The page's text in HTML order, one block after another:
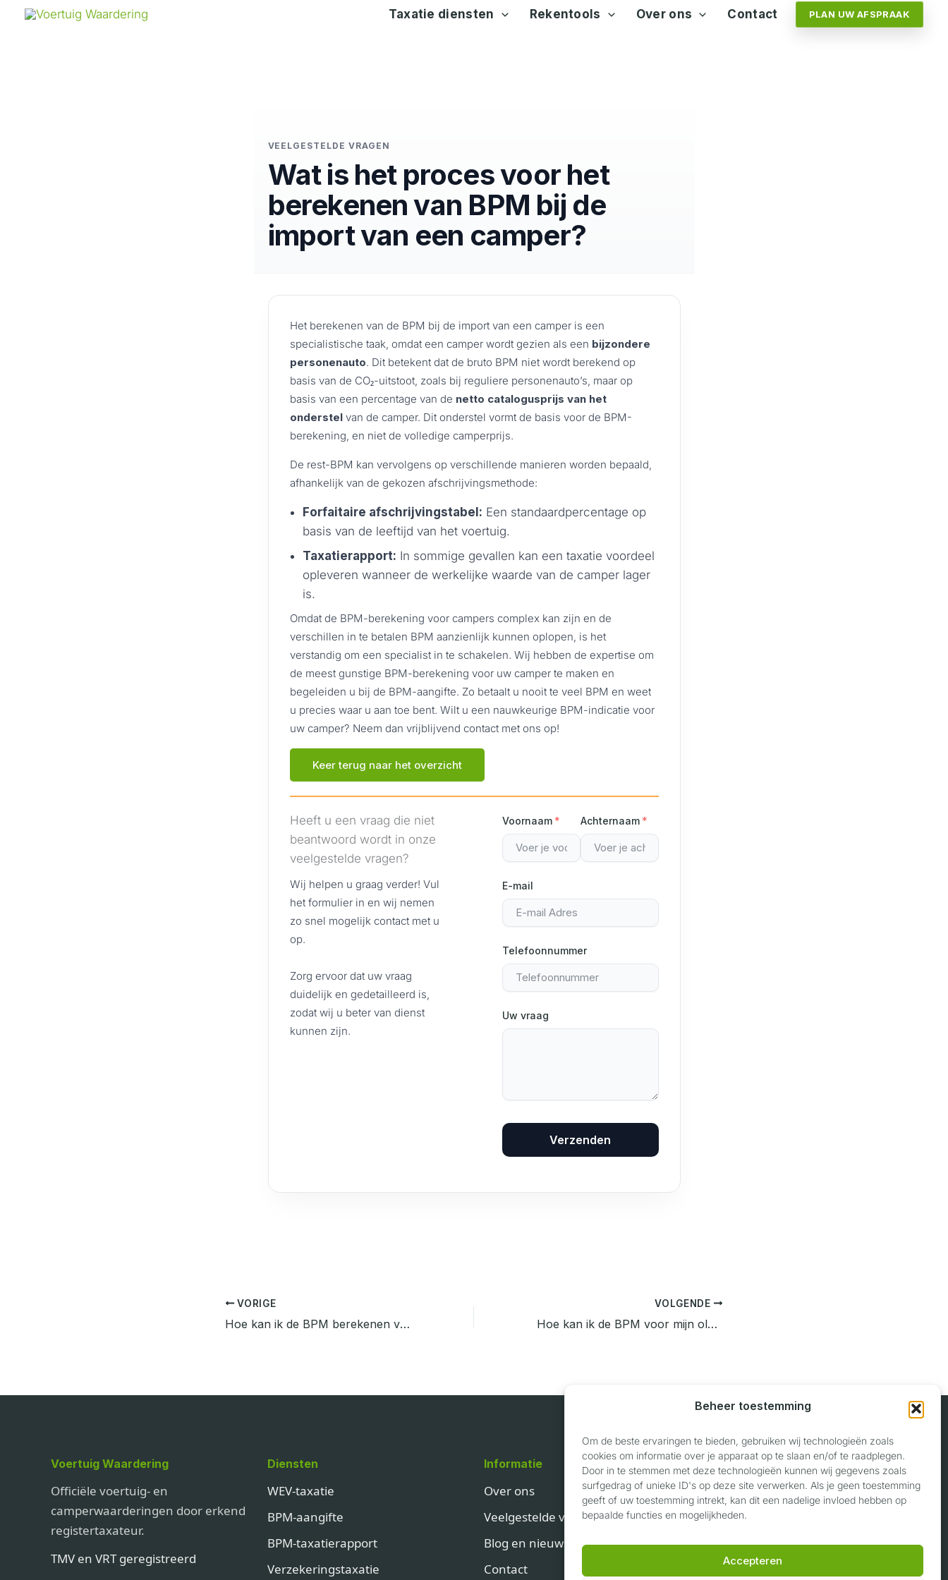
Beheer toestemming
Om de beste ervaringen te bieden, gebruiken wij technologieën zoals
cookies om informatie over je apparaat op te slaan en/of te raadplegen.
Door in te stemmen met deze technologieën kunnen wij gegevens zoals
surfgedrag of unieke ID's op deze site verwerken. Als je geen toestemming
geeft of uw toestemming intrekt, kan dit een nadelige invloed hebben op
bepaalde functies en mogelijkheden.
Accepteren
Taxatie diensten Rekentools Over ons Contact PLAN UW AFSPRAAK
VEELGESTELDE VRAGEN
Wat is het proces voor het
berekenen van BPM bij de
import van een camper?
Het berekenen van de BPM bij de import van een camper is een
specialistische taak, omdat een camper wordt gezien als een bijzondere
personenauto. Dit betekent dat de bruto BPM niet wordt berekend op
basis van de CO₂-uitstoot, zoals bij reguliere personenauto’s, maar op
basis van een percentage van de netto catalogusprijs van het
onderstelvan de camper. Dit onderstel vormt de basis voor de BPM-
berekening, en niet de volledige camperprijs.
De rest-BPM kan vervolgens op verschillende manieren worden bepaald,
afhankelijk van de gekozen afschrijvingsmethode:
Forfaitaire afschrijvingstabel: Een standaardpercentage op
basis van de leeftijd van het voertuig.
Taxatierapport: In sommige gevallen kan een taxatie voordeel
opleveren wanneer de werkelijke waarde van de camper lager
is.
Omdat de BPM-berekening voor campers complex kan zijn en de
verschillen in te betalen BPM aanzienlijk kunnen oplopen, is het
verstandig om een specialist in te schakelen. Wij hebben de expertise om
de meest gunstige BPM-berekening voor uw camper te maken en
begeleiden u bij de BPM-aangifte. Zo betaalt u nooit te veel BPM en weet
u precies waar u aan toe bent. Wilt u een nauwkeurige BPM-indicatie voor
uw camper? Neem dan vrijblijvend contact met ons op!
Keer terug naar het overzicht
Heeft u een vraag die niet
beantwoord wordt in onze
veelgestelde vragen?
Wij helpen u graag verder! Vul
het formulier in en wij nemen
zo snel mogelijk contact met u
op.
Zorg ervoor dat uw vraag
duidelijk en gedetailleerd is,
zodat wij u beter van dienst
kunnen zijn.
Voornaam Achternaam
E-mail
Telefoonnummer
Uw vraag
Verzenden
VORIGE
Hoe kan ik de BPM berekenen voor mijn geïmporteerde auto?
VOLGENDE
Hoe kan ik de BPM voor mijn oldtimer berekenen?
Voertuig Waardering
Officiële voertuig- en
camperwaarderingen door erkend
registertaxateur.
TMV en VRT geregistreerd
Diensten
WEV-taxatie
BPM-aangifte
BPM-taxatierapport
Verzekeringstaxatie
Informatie
Over ons
Veelgestelde vragen
Blog en nieuws
Contact
Contact
Privaslaan 118
6904 LJ Zevenaar
info@voertuigwaardering.nl